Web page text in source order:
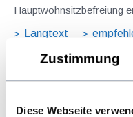
Zustimmung
Diese Webseite
Hauptwohnsitzbefreiung
Langtext
August 2026